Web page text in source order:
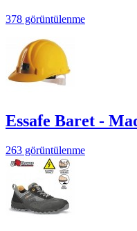
378 görüntülenme
Essafe Baret -
263 görüntülenme